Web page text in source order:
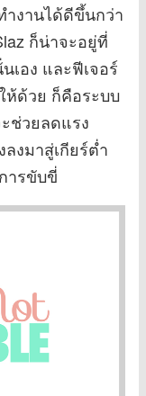
ำงานได้ดีขึ้นกว่า
ก็น่าจะอยู่ที่
เอง และฟีเจอร์
ห้ด้วย ก็คือระบบ
ช่วยลดแรง
งมาสู่เกียร์ต่ำ
ารขับขี่